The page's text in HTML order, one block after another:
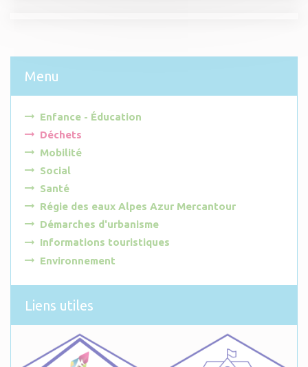
Menu
Enfance - Éducation
Déchets
Mobilité
Social
Santé
Régie des eaux Alpes Azur Mercantour
Démarches d'urbanisme
Informations touristiques
Environnement
Liens utiles